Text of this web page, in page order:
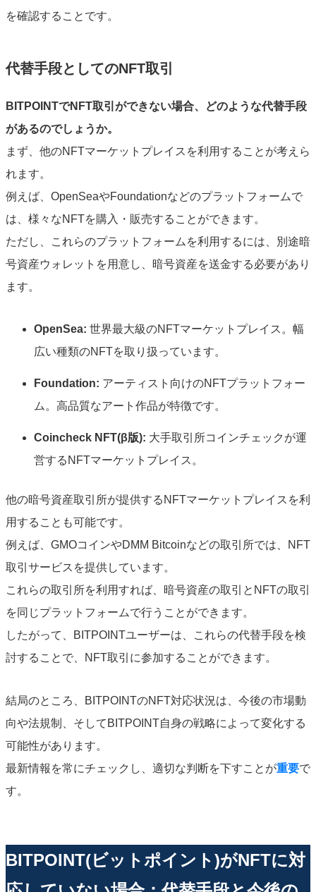
を確認することです。
代替手段としてのNFT取引
BITPOINTでNFT取引ができない場合、どのような代替手段
があるのでしょうか。
まず、他のNFTマーケットプレイスを利用することが考えら
れます。
例えば、OpenSeaやFoundationなどのプラットフォームで
は、様々なNFTを購入・販売することができます。
ただし、これらのプラットフォームを利用するには、別途暗
号資産ウォレットを用意し、暗号資産を送金する必要があり
ます。
OpenSea: 世界最大級のNFTマーケットプレイス。幅
広い種類のNFTを取り扱っています。
Foundation: アーティスト向けのNFTプラットフォー
ム。高品質なアート作品が特徴です。
Coincheck NFT(β版): 大手取引所コインチェックが運
営するNFTマーケットプレイス。
他の暗号資産取引所が提供するNFTマーケットプレイスを利
用することも可能です。
例えば、GMOコインやDMM Bitcoinなどの取引所では、NFT
取引サービスを提供しています。
これらの取引所を利用すれば、暗号資産の取引とNFTの取引
を同じプラットフォームで行うことができます。
したがって、BITPOINTユーザーは、これらの代替手段を検
討することで、NFT取引に参加することができます。
結局のところ、BITPOINTのNFT対応状況は、今後の市場動
向や法規制、そしてBITPOINT自身の戦略によって変化する
可能性があります。
最新情報を常にチェックし、適切な判断を下すことが重要で
す。
BITPOINT(ビットポイント)がNFTに対